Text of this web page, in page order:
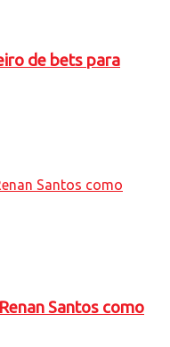
de bets para
Santos como